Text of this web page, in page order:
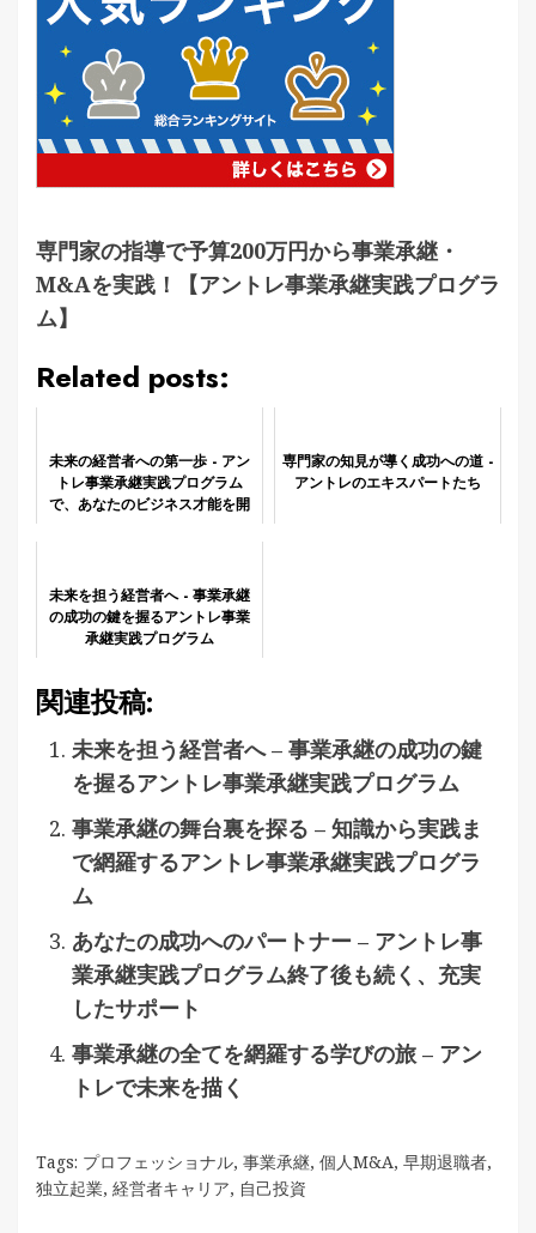
専門家の指導で予算200万円から事業承継・
M&Aを実践！【アントレ事業承継実践プログラ
ム】
Related posts:
未来の経営者への第一歩 - アン
トレ事業承継実践プログラム
で、あなたのビジネス才能を開
専門家の知見が導く成功への道 -
アントレのエキスパートたち
未来を担う経営者へ - 事業承継
の成功の鍵を握るアントレ事業
承継実践プログラム
関連投稿:
未来を担う経営者へ – 事業承継の成功の鍵
を握るアントレ事業承継実践プログラム
事業承継の舞台裏を探る – 知識から実践ま
で網羅するアントレ事業承継実践プログラ
ム
あなたの成功へのパートナー – アントレ事
業承継実践プログラム終了後も続く、充実
したサポート
事業承継の全てを網羅する学びの旅 – アン
トレで未来を描く
Tags: プロフェッショナル, 事業承継, 個人M&A, 早期退職者,
独立起業, 経営者キャリア, 自己投資